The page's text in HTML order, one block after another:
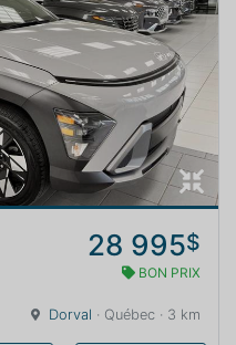
28 995$
BON PRIX
Dorval · Québec · 3 km